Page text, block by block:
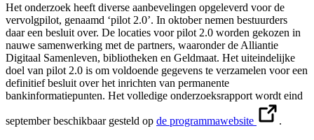
Het onderzoek heeft diverse aanbevelingen opgeleverd voor de
vervolgpilot, genaamd ‘pilot 2.0’. In oktober nemen bestuurders
daar een besluit over. De locaties voor pilot 2.0 worden gekozen in
nauwe samenwerking met de partners, waaronder de Alliantie
Digitaal Samenleven, bibliotheken en Geldmaat. Het uiteindelijke
doel van pilot 2.0 is om voldoende gegevens te verzamelen voor een
definitief besluit over het inrichten van permanente
bankinformatiepunten. Het volledige onderzoeksrapport wordt eind
september beschikbaar gesteld op de programmawebsite .